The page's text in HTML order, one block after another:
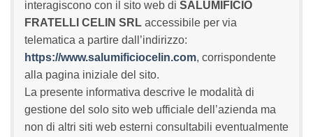
interagiscono con il sito web di SALUMIFICIO
FRATELLI CELIN SRL accessibile per via
telematica a partire dall’indirizzo:
https://www.salumificiocelin.com, corrispondente
alla pagina iniziale del sito.
La presente informativa descrive le modalità di
gestione del solo sito web ufficiale dell’azienda ma
non di altri siti web esterni consultabili eventualmente